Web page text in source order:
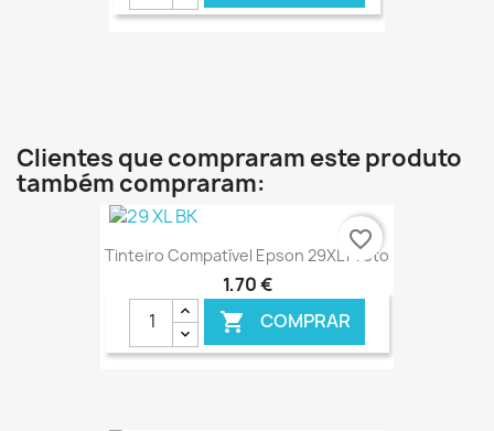
Clientes que compraram este produto
também compraram:
Tinteiro Compatível Epson 29XL Preto
1,70 €
 COMPRAR
favorite_border